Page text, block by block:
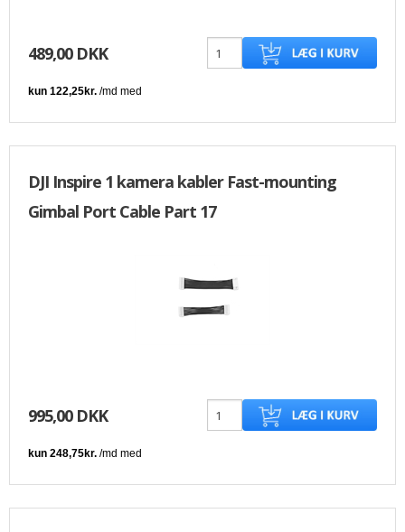
489,00 DKK
DJI Inspire 1 kamera kabler Fast-mounting
Gimbal Port Cable Part 17
995,00 DKK